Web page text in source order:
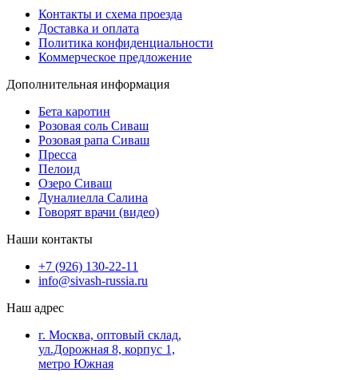
Контакты и схема проезда
Доставка и оплата
Политика конфиденциальности
Коммерческое предложение
Дополнительная информация
Бета каротин
Розовая соль Сиваш
Розовая рапа Сиваш
Пресса
Пелоид
Озеро Сиваш
Дуналиелла Салина
Говорят врачи (видео)
Наши контакты
‎+7 (926) 130-22-11
info@sivash-russia.ru
Наш адрес
г. Москва, оптовый склад,
ул.Дорожная 8, корпус 1,
метро Южная